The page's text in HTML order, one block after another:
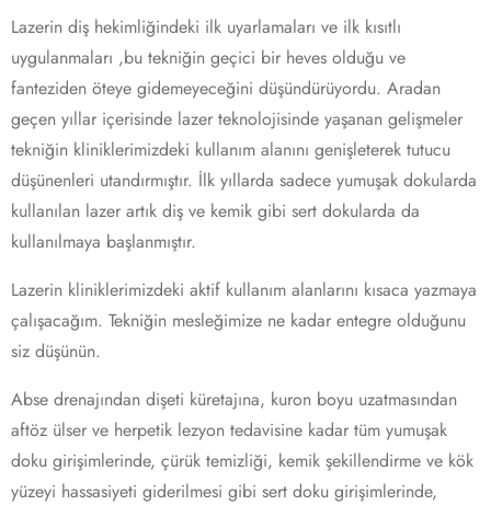
Lazerin diş hekimliğindeki ilk uyarlamaları ve ilk kısıtlı
uygulanmaları ,bu tekniğin geçici bir heves olduğu ve
fanteziden öteye gidemeyeceğini düşündürüyordu. Aradan
geçen yıllar içerisinde lazer teknolojisinde yaşanan gelişmeler
tekniğin kliniklerimizdeki kullanım alanını genişleterek tutucu
düşünenleri utandırmıştır. İlk yıllarda sadece yumuşak dokularda
kullanılan lazer artık diş ve kemik gibi sert dokularda da
kullanılmaya başlanmıştır.
Lazerin kliniklerimizdeki aktif kullanım alanlarını kısaca yazmaya
çalışacağım. Tekniğin mesleğimize ne kadar entegre olduğunu
siz düşünün.
Abse drenajından dişeti küretajına, kuron boyu uzatmasından
aftöz ülser ve herpetik lezyon tedavisine kadar tüm yumuşak
doku girişimlerinde, çürük temizliği, kemik şekillendirme ve kök
yüzeyi hassasiyeti giderilmesi gibi sert doku girişimlerinde,